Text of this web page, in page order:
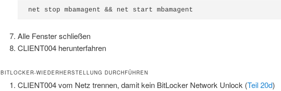
net stop mbamagent && net start mbamagent
Alle Fenster schließen
CLIENT004 herunterfahren
BITLOCKER-WIEDERHERSTELLUNG DURCHFÜHREN
CLIENT004 vom Netz trennen, damit kein BitLocker Network Unlock (Teil 20d)